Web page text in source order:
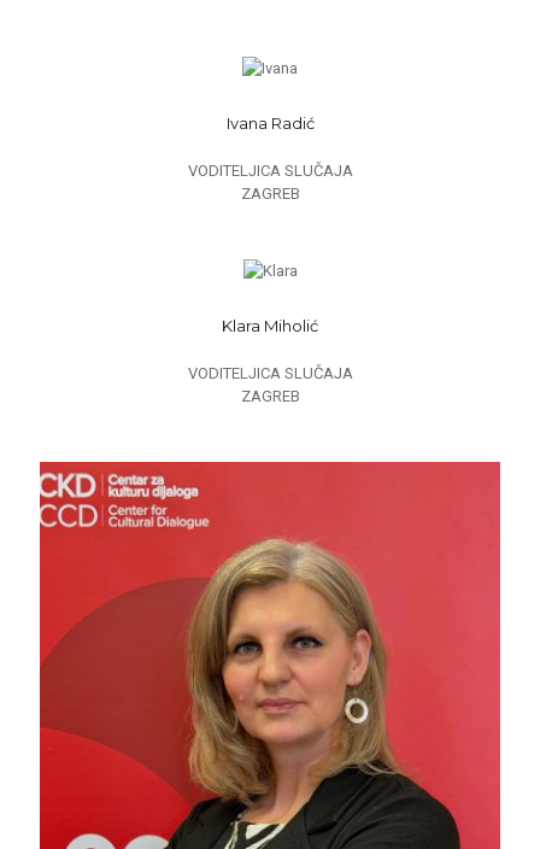
Ivana Radić
VODITELJICA SLUČAJA
ZAGREB
Klara Miholić
VODITELJICA SLUČAJA
ZAGREB